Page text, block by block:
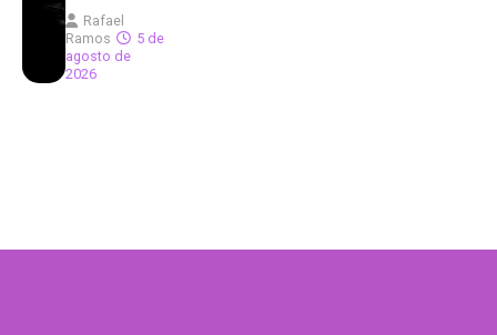
Rafael
Ramos
5 de
agosto de
2026